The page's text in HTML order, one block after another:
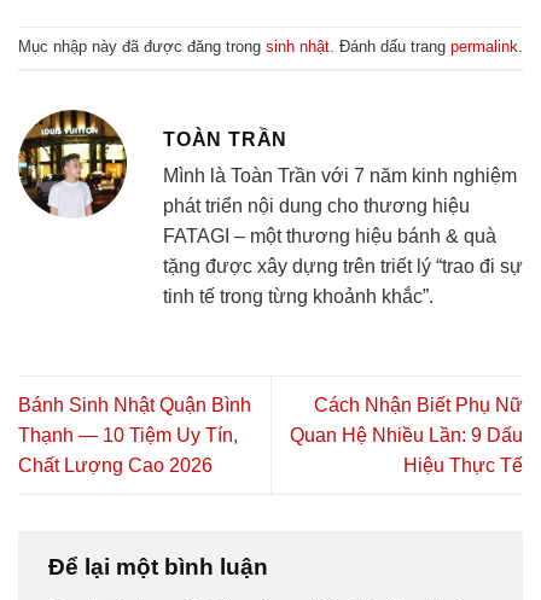
Mục nhập này đã được đăng trong sinh nhật. Đánh dấu trang permalink.
TOÀN TRẦN
Mình là Toàn Trần với 7 năm kinh nghiệm
phát triển nội dung cho thương hiệu
FATAGI – một thương hiệu bánh & quà
tặng được xây dựng trên triết lý “trao đi sự
tinh tế trong từng khoảnh khắc”.
Bánh Sinh Nhật Quận Bình
Thạnh — 10 Tiệm Uy Tín,
Chất Lượng Cao 2026
Cách Nhận Biết Phụ Nữ
Quan Hệ Nhiều Lần: 9 Dấu
Hiệu Thực Tế
Để lại một bình luận